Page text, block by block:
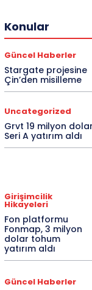
Konular
Güncel Haberler
Stargate projesine
Çin’den misilleme
Uncategorized
Grvt 19 milyon dolar
Seri A yatırım aldı
Girişimcilik
Hikayeleri
Fon platformu
Fonmap, 3 milyon
dolar tohum
yatırım aldı
Güncel Haberler